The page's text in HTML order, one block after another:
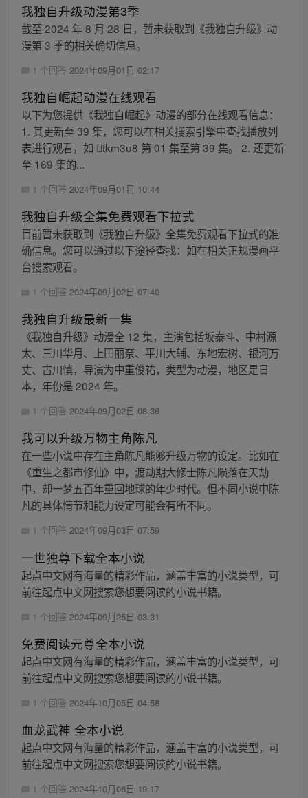
我独自升级动漫第3季
截至 2024 年 8 月 28 日，暂未获取到《我独自升级》动
漫第 3 季的相关确切信息。
1 个回答 2024年09月01日 02:17
我独自崛起动漫在线观看
以下为您提供《我独自崛起》动漫的部分在线观看信息：
1. 其更新至 39 集，您可以在相关搜索引擎中查找播放列
表进行观看，如 tkm3u8 第 01 集至第 39 集。 2. 还更新
至 169 集的...
1 个回答 2024年09月01日 10:44
我独自升级全集免费观看下拉式
目前暂未获取到《我独自升级》全集免费观看下拉式的准
确信息。您可以通过以下途径查找：如在相关正规漫画平
台搜索观看。
1 个回答 2024年09月02日 07:40
我独自升级最新一集
《我独自升级》动漫全 12 集，主演包括坂泰斗、中村源
太、三川华月、上田丽奈、平川大辅、东地宏树、银河万
丈、古川慎，导演为中重俊祐，类型为动漫，地区是日
本，年份是 2024 年。
1 个回答 2024年09月02日 08:36
我可以升级万物主角陈凡
在一些小说中存在主角陈凡能够升级万物的设定。比如在
《重生之都市修仙》中，渡劫期大修士陈凡陨落在天劫
中，却一梦五百年重回地球的年少时代。但不同小说中陈
凡的具体情节和能力设定可能会有所不同。
1 个回答 2024年09月03日 07:59
一世独尊下载全本小说
起点中文网有海量的精彩作品，涵盖丰富的小说类型，可
前往起点中文网搜索您想要阅读的小说书籍。
1 个回答 2024年09月25日 03:31
免费阅读元尊全本小说
起点中文网有海量的精彩作品，涵盖丰富的小说类型，可
前往起点中文网搜索您想要阅读的小说书籍。
1 个回答 2024年10月05日 04:58
血龙武神 全本小说
起点中文网有海量的精彩作品，涵盖丰富的小说类型，可
前往起点中文网搜索您想要阅读的小说书籍。
1 个回答 2024年10月06日 19:17